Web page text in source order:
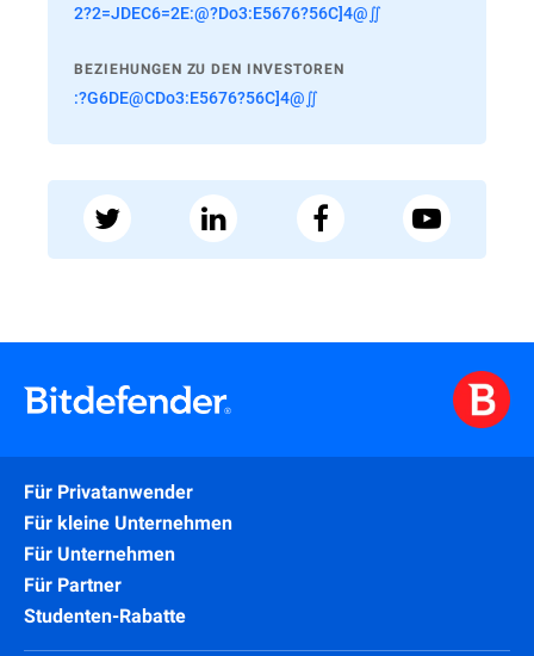
2?2=JDEC6=2E:@?Do3:E5676?56C]4@∬
BEZIEHUNGEN ZU DEN INVESTOREN
:?G6DE@CDo3:E5676?56C]4@∬
Für Privatanwender
Für kleine Unternehmen
Für Unternehmen
Für Partner
Studenten-Rabatte